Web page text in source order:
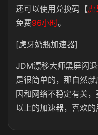
还可以使用兑换码【
免费96小时。
[虎牙奶瓶加速器]
JDM漂移大师黑屏闪
是很简单的，那自然
因和网络不稳定有关
以上的加速器，喜欢的